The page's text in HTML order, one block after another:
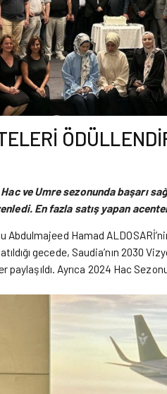
ve Umre sezonunda başarı
En fazla satış yapan
Hamad
gecede, Saudia’nın 2030
Ayrıca 2024 Hac